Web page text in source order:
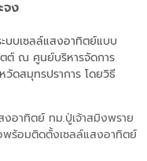
จง
บบเซลล์แสงอาทิตย์แบบ
ต์ ณ ศูนย์บริหารจัดการ
ดสมุทรปราการ โดยวิธี
อาทิตย์ ทม.ปู่เจ้าสมิงพราย
ร้อมติดตั้งเซลล์แสงอาทิตย์